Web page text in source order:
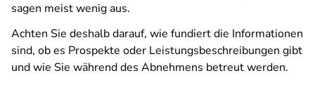
sagen meist wenig aus.
Achten Sie deshalb darauf, wie fundiert die Informationen
sind, ob es Prospekte oder Leistungsbeschreibungen gibt
und wie Sie während des Abnehmens betreut werden.